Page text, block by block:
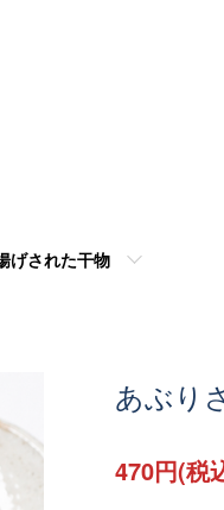
げされた干物
あぶり
470円(税